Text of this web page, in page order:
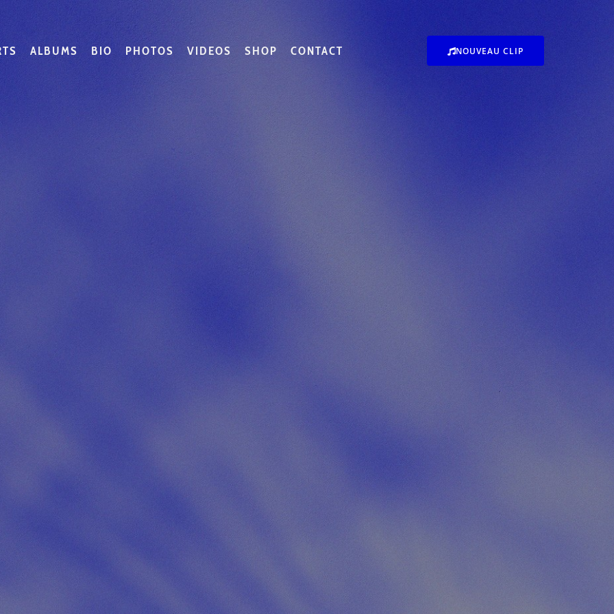
ALBUMS BIO PHOTOS VIDEOS SHOP CONTACT NOUVEAU CLIP